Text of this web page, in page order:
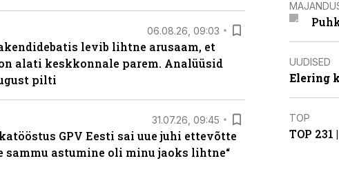
06.08.26, 09:03
levib lihtne arusaam, et
alati keskkonnale parem. Analüüsid
pilti
31.07.26, 09:45
GPV Eesti sai uue juhi ettevõtte
sammu astumine oli minu jaoks lihtne“
UUDISED
Elering
TOP
TOP